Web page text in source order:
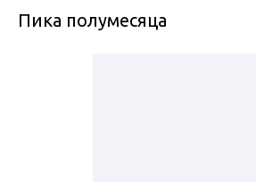
Пика полумесяца